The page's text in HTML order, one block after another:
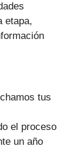
etapa,
tus
el proceso
un año